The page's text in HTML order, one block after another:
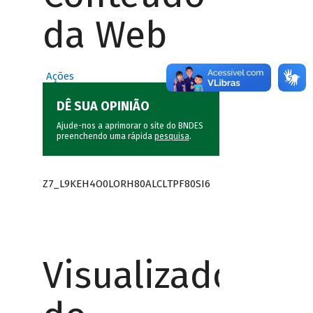
da Web
Ações
DÊ SUA OPINIÃO
Ajude-nos a aprimorar o site do BNDES
preenchendo uma rápida pesquisa.
Z7_L9KEH4O0LORH80ALCLTPF80SI6
Visualizador